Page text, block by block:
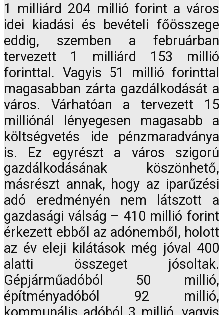
1 milliárd 204 millió forint a város
idei kiadási és bevételi főösszege
eddig, szemben a februárban
tervezett 1 milliárd 153 millió
forinttal. Vagyis 51 millió forinttal
magasabban zárta gazdálkodását a
város. Várhatóan a tervezett 15
milliónál lényegesen magasabb a
költségvetés ide pénzmaradványa
is. Ez egyrészt a város szigorú
gazdálkodásának köszönhető,
másrészt annak, hogy az iparűzési
adó eredményén nem látszott a
gazdasági válság – 410 millió forint
érkezett ebből az adónemből, holott
az év eleji kilátások még jóval 400
alatti összeget jósoltak.
Gépjárműadóból 50 millió,
építményadóból 92 millió,